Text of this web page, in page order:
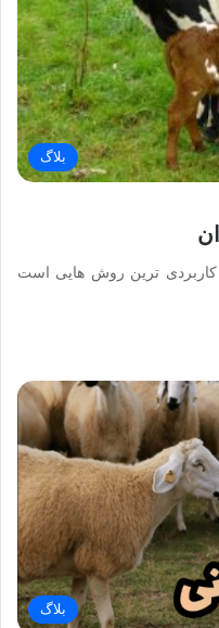
بلاگ
ترین روش‌ هایی است
بلاگ